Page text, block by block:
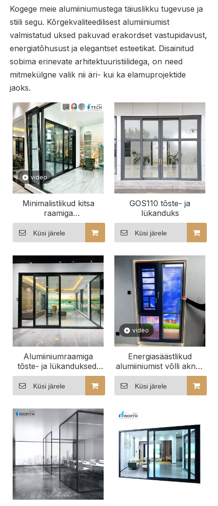
Kogege meie alumiiniumustega täiuslikku tugevuse ja
stiili segu. Kõrgekvaliteedilisest alumiiniumist
valmistatud uksed pakuvad erakordset vastupidavust,
energiatõhusust ja elegantset esteetikat. Disainitud
sobima erinevate arhitektuuristiilidega, on need
mitmekülgne valik nii äri- kui ka elamuprojektide
jaoks.
video
Minimalistlikud kitsa
raamiga
alumiiniumuksed
Küsi järele
GOS110 tõste- ja
lükanduks
Küsi järele
Alumiiniumraamiga
tõste- ja lükanduksed,
mida kasutatakse
kaasaegsetes elamutes
Küsi järele
video
Energiasäästlikud
alumiiniumist võlli aknad
ja uksed
Küsi järele